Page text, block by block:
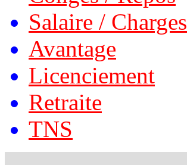
Salaire / Charges
Avantage
Licenciement
Retraite
TNS